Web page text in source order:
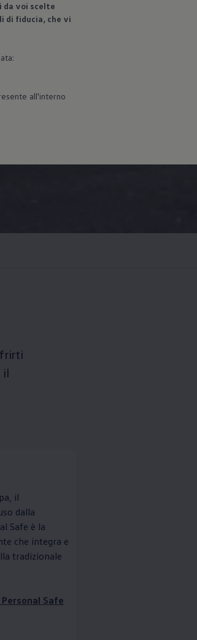
il
il
dalla
Safe è la
che integra e
tradizionale
Safe
da voi scelte
di fiducia, che vi
all'interno